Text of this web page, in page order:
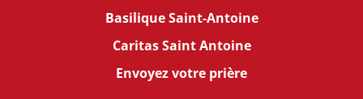
Basilique Saint-Antoine
Caritas Saint Antoine
Envoyez votre prière